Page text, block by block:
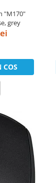
grey
COS